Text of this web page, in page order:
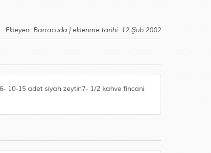
Ekleyen: Barracuda | eklenme tarihi: 12 Şub 2002
10-15 adet siyah zeytin7- 1/2 kahve fincani